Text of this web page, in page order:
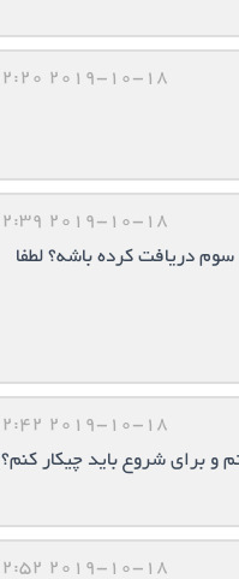
2019-10-18 12:20
2019-10-18 12:39
از تاریخ ۱۷ سپتامبر ۲۰۱۹ به بعد ایمیل سوم دریافت کرده باشه؟ لطفا
2019-10-18 12:42
و برای شروع باید چیکار کنم؟
2019-10-18 12:52